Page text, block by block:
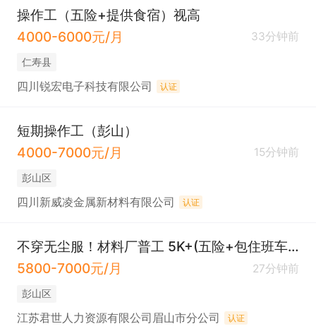
操作工（五险+提供食宿）视高
4000-6000元/月
33分钟前
仁寿县
四川锐宏电子科技有限公司 认证
短期操作工（彭山）
4000-7000元/月
15分钟前
彭山区
四川新威凌金属新材料有限公司 认证
不穿无尘服！材料厂普工 5K+(五险+包住班车接送）彭山谢家
5800-7000元/月
27分钟前
彭山区
江苏君世人力资源有限公司眉山市分公司 认证